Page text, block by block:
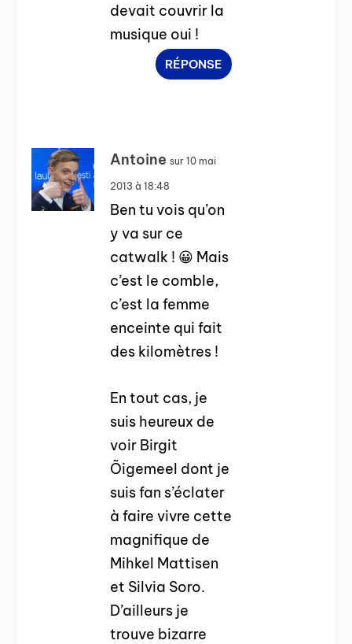
devait couvrir la
musique oui !
RÉPONSE
Antoine sur 10 mai
2013 à 18:48
Ben tu vois qu’on
y va sur ce
catwalk ! 😀 Mais
c’est le comble,
c’est la femme
enceinte qui fait
des kilomètres !
En tout cas, je
suis heureux de
voir Birgit
Õigemeel dont je
suis fan s’éclater
à faire vivre cette
magnifique de
Mihkel Mattisen
et Silvia Soro.
D’ailleurs je
trouve bizarre